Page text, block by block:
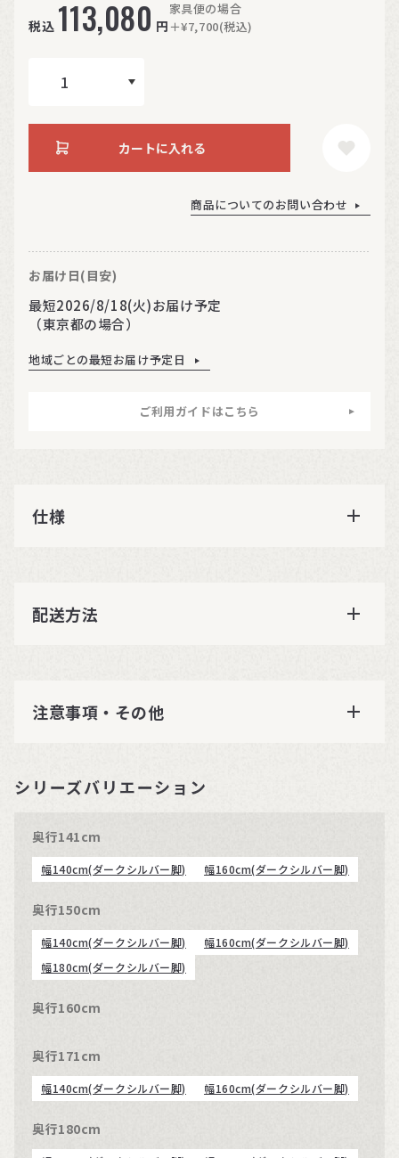
税込 113,080 円
家具便の場合
＋¥7,700(税込)
カートに入れる
商品についてのお問い合わせ
お届け日(目安)
最短2026/8/18(火)お届け予定
（東京都の場合）
地域ごとの最短お届け予定日
ご利用ガイドはこちら
仕様
配送方法
注意事項・その他
シリーズバリエーション
奥行141cm
幅140cm(ダークシルバー脚) 幅160cm(ダークシルバー脚)
奥行150cm
幅140cm(ダークシルバー脚)
幅160cm(ダークシルバー脚)
幅180cm(ダークシルバー脚)
奥行160cm
奥行171cm
幅140cm(ダークシルバー脚) 幅160cm(ダークシルバー脚)
奥行180cm